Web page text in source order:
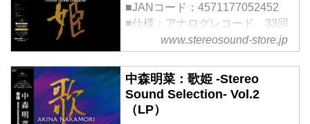
■JANコード：4571177052452
■仕様：アナログレコード 33回
転 180g 重量盤
■制作・発売：ユニバーサルミュ
ージック合同会社
■企画・販売：株式会社ステレオ
サウン...
www.stereosound-store.jp
中森明菜：歌姫 -Stereo
Sound Selection- Vol.2
（LP）